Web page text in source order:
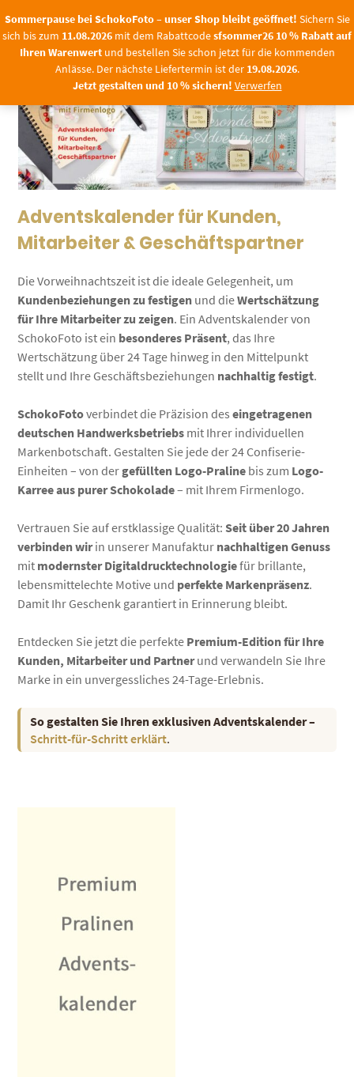
Sommerpause bei SchokoFoto – unser Shop bleibt geöffnet! Sichern Sie
sich bis zum 11.08.2026 mit dem Rabattcodesfsommer26 10 % Rabatt auf
Ihren Warenwertund bestellen Sie schon jetzt für die kommenden
Anlässe. Der nächste Liefertermin ist der 19.08.2026.
Jetzt gestalten und 10 % sichern! Verwerfen
Sie
zum
Inhalt
Sichern Sie sich bis zum mit dem Rabattcode sfsommer26 10 %
Adventskalender-
Firmen
Adventskalender für Kunden,
Mitarbeiter & Geschäftspartner
Die Vorweihnachtszeit ist die ideale Gelegenheit, um
Kundenbeziehungen zu festigen und dieWertschätzung
für Ihre Mitarbeiter zu zeigen. Ein Adventskalender von
SchokoFoto ist ein besonderes Präsent, das Ihre
Wertschätzung über 24 Tage hinweg in den Mittelpunkt
stellt und Ihre Geschäftsbeziehungen nachhaltig festigt.
SchokoFotoverbindet die Präzision deseingetragenen
deutschen Handwerksbetriebs mit Ihrer individuellen
Markenbotschaft. Gestalten Sie jede der 24 Confiserie-
Einheiten – von dergefüllten Logo-Praline bis zum Logo-
Karree aus purer Schokolade– mit Ihrem Firmenlogo.
Vertrauen Sie auf erstklassige Qualität:Seit über 20 Jahren
verbinden wirin unserer Manufaktur nachhaltigen Genuss
mit modernster Digitaldrucktechnologiefür brillante,
lebensmittelechte Motive und perfekte Markenpräsenz.
Damit Ihr Geschenk garantiert in Erinnerung bleibt.
Entdecken Sie jetzt die perfekte Premium-Edition für Ihre
Kunden, Mitarbeiter und Partnerund verwandeln Sie Ihre
Marke in ein unvergessliches 24-Tage-Erlebnis.
So gestalten Sie Ihren exklusiven Adventskalender –
Schritt-für-Schritt erklärt.